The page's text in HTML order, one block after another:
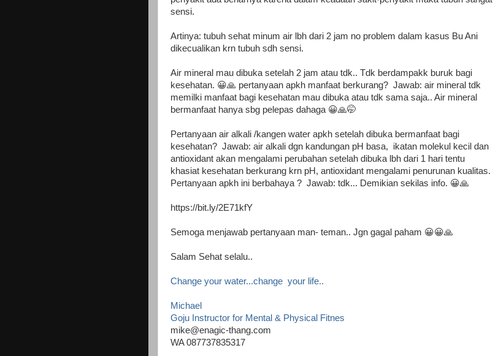
sensi.
Artinya: tubuh sehat minum air lbh dari 2 jam no problem dalam kasus Bu Ani
dikecualikan krn tubuh sdh sensi.
Air mineral mau dibuka setelah 2 jam atau tdk.. Tdk berdampakk buruk bagi
kesehatan. 😀🙏 pertanyaan apkh manfaat berkurang? Jawab: air mineral tdk
memilki manfaat bagi kesehatan mau dibuka atau tdk sama saja.. Air mineral
bermanfaat hanya sbg pelepas dahaga 😀🙏🤭
Pertanyaan air alkali /kangen water apkh setelah dibuka bermanfaat bagi
kesehatan? Jawab: air alkali dgn kandungan pH basa, ikatan molekul kecil dan
antioxidant akan mengalami perubahan setelah dibuka lbh dari 1 hari tentu
khasiat kesehatan berkurang krn pH, antioxidant mengalami penurunan kualitas.
Pertanyaan apkh ini berbahaya ? Jawab: tdk... Demikian sekilas info. 😀🙏
https://bit.ly/2E71kfY
Semoga menjawab pertanyaan man- teman.. Jgn gagal paham 😀😀🙏
Salam Sehat selalu..
Change your water...change your life..
Michael
Goju Instructor for Mental & Physical Fitnes
mike@enagic-thang.com
WA 087737835317